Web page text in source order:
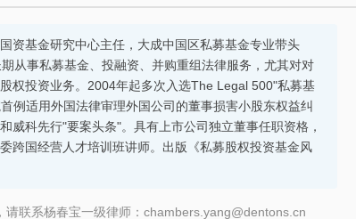
资基金研究中心主任，大成中国区私募基金专业带头
从事私募基金、投融资、并购重组法律服务，尤其对对
权投资业务。2004年起多次入选The Legal 500"私募基
例适用外国法律审理外国公司的董事损害小股东权益纠
威科先行"要案头条"。具有上市公司独立董事任职资格，
跨国经营人才培训班讲师。出版《私募股权投资基金风
联系杨春宝一级律师：chambers.yang@dentons.cn